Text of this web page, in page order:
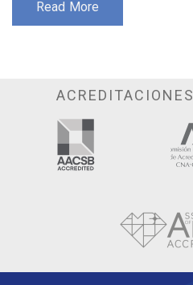
Read More
ACREDITACIONES